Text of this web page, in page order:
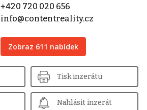
+420 720 020 656
info@contentreality.cz
Zobraz 611 nabídek
Tisk inzerátu
Nahlásit inzerát